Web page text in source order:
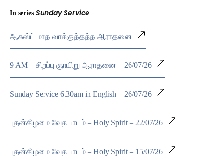
In series Sunday Service
ஆகஸ்ட் மாத வாக்குத்தத்த ஆராதனை
9 AM – சிறப்பு ஞாயிறு ஆராதனை – 26/07/26
Sunday Service 6.30am in English – 26/07/26
புதன்கிழமை வேத பாடம் – Holy Spirit – 22/07/26
புதன்கிழமை வேத பாடம் – Holy Spirit – 15/07/26